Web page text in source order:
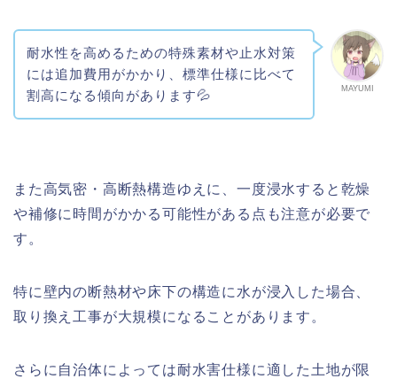
MAYUMI
耐水性を高めるための特殊素材や止水対策
には追加費用がかかり、標準仕様に比べて
割高になる傾向があります💦
また高気密・高断熱構造ゆえに、一度浸水すると乾燥
や補修に時間がかかる可能性がある点も注意が必要で
す。
特に壁内の断熱材や床下の構造に水が浸入した場合、
取り換え工事が大規模になることがあります。
さらに自治体によっては耐水害仕様に適した土地が限